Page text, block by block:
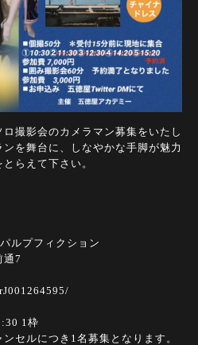
撮影会のカメラマン募集をいたし
を舞台に、しなやかな手脚が魅力
らえて下さい。
ルプフィクション
7
1枠
つき1名募集となります。